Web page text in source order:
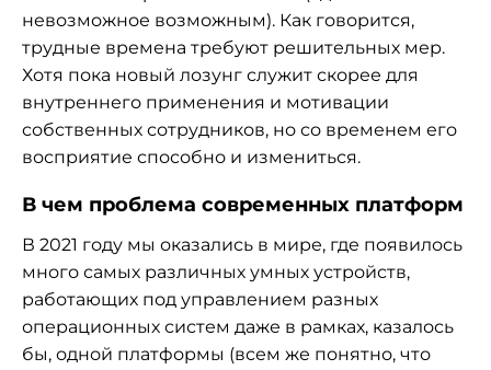
невозможное возможным). Как говорится,
трудные времена требуют решительных мер.
Хотя пока новый лозунг служит скорее для
внутреннего применения и мотивации
собственных сотрудников, но со временем его
восприятие способно и измениться.
В чем проблема современных платформ
В 2021 году мы оказались в мире, где появилось
много самых различных умных устройств,
работающих под управлением разных
операционных систем даже в рамках, казалось
бы, одной платформы (всем же понятно, что